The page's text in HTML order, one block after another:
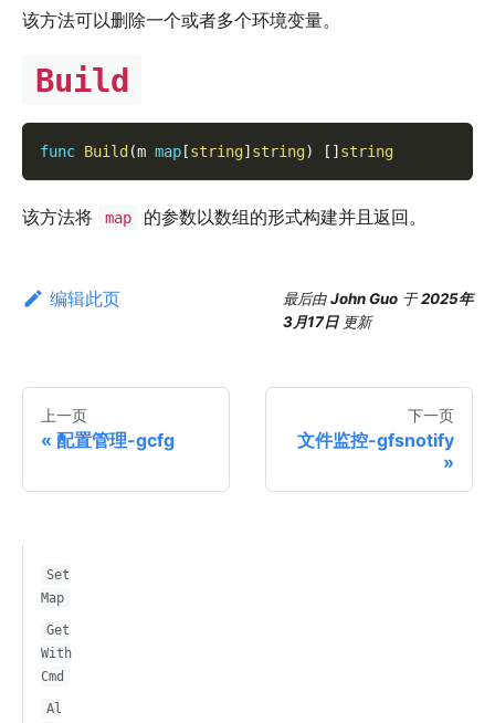
该方法可以删除一个或者多个环境变量。
Build
func Build (m map [string] string) [ ] string
该方法将 map 的参数以数组的形式构建并且返回。
编辑此页 最后由John Guo 于2025年
3月17日 更新
上一页
配置管理-gcfg
下一页
文件监控-gfsnotify
Set
Map
Get
With
Cmd
Al